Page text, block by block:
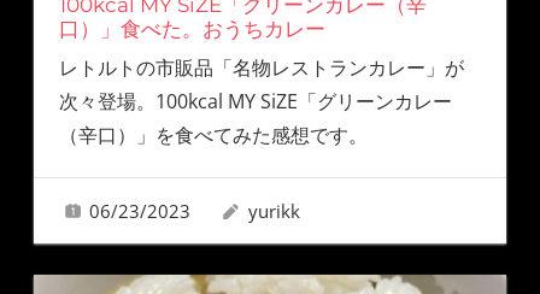
100kcal MY SiZE「グリーンカレー（辛
口）」食べた。おうちカレー
レトルトの市販品「名物レストランカレー」が
次々登場。100kcal MY SiZE「グリーンカレー
（辛口）」を食べてみた感想です。
06/23/2023 yurikk